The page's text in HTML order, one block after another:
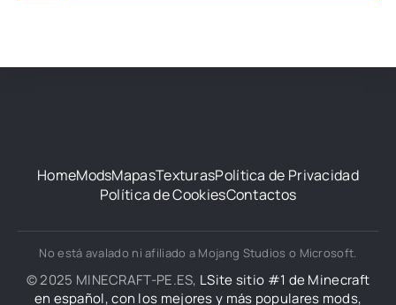
HomeModsMapasTexturasPolítica de Privacidad
Política de CookiesContactos
No está avalado ni afiliado a Mojang Studios o Microsoft.
© 2025 MINECRAFT-PE.ES, LSite sitio #1 de Minecraft
en español, con los mejores y más populares mods,